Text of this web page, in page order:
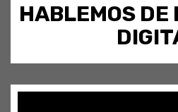
HABLEMOS DE